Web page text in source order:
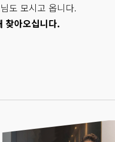
도 모시고 옵니다.
찾아오십니다.